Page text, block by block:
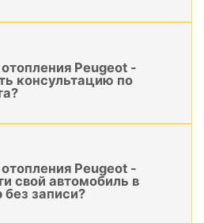
Peugeot -
консультацию по
Peugeot -
свой автомобиль в
записи?